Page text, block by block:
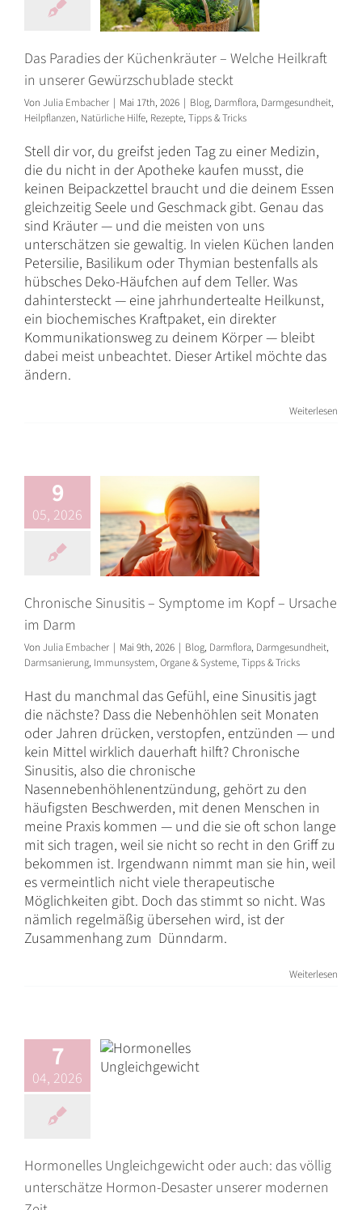
Das Paradies der Küchenkräuter – Welche Heilkraft
in unserer Gewürzschublade steckt
Von Julia Embacher | Mai 17th, 2026 | Blog, Darmflora, Darmgesundheit,
Heilpflanzen, Natürliche Hilfe, Rezepte, Tipps & Tricks
Stell dir vor, du greifst jeden Tag zu einer Medizin,
die du nicht in der Apotheke kaufen musst, die
keinen Beipackzettel braucht und die deinem Essen
gleichzeitig Seele und Geschmack gibt. Genau das
sind Kräuter — und die meisten von uns
unterschätzen sie gewaltig. In vielen Küchen landen
Petersilie, Basilikum oder Thymian bestenfalls als
hübsches Deko-Häufchen auf dem Teller. Was
dahintersteckt — eine jahrhundertealte Heilkunst,
ein biochemisches Kraftpaket, ein direkter
Kommunikationsweg zu deinem Körper — bleibt
dabei meist unbeachtet. Dieser Artikel möchte das
ändern.
Weiterlesen
9
05, 2026
Chronische
Darmgesundheit
Darmsanierung
Immunsystem Organe &
Systeme Tipps & Tricks
Chronische Sinusitis – Symptome im Kopf – Ursache
im Darm
Von Julia Embacher | Mai 9th, 2026 | Blog, Darmflora, Darmgesundheit,
Darmsanierung, Immunsystem, Organe & Systeme, Tipps & Tricks
Hast du manchmal das Gefühl, eine Sinusitis jagt
die nächste? Dass die Nebenhöhlen seit Monaten
oder Jahren drücken, verstopfen, entzünden — und
kein Mittel wirklich dauerhaft hilft? Chronische
Sinusitis, also die chronische
Nasennebenhöhlenentzündung, gehört zu den
häufigsten Beschwerden, mit denen Menschen in
meine Praxis kommen — und die sie oft schon lange
mit sich tragen, weil sie nicht so recht in den Griff zu
bekommen ist. Irgendwann nimmt man sie hin, weil
es vermeintlich nicht viele therapeutische
Möglichkeiten gibt. Doch das stimmt so nicht. Was
nämlich regelmäßig übersehen wird, ist der
Zusammenhang zum Dünndarm.
Weiterlesen
7
04, 2026
Hormonelles
Ungleichgewicht
Hormon-
Desaster unserer
Hormonelles Ungleichgewicht oder auch: das völlig
unterschätze Hormon-Desaster unserer modernen